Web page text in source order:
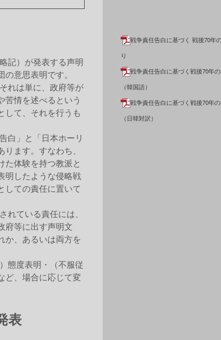
記）が発表する声明
意思表明です。
れは単に、政府等が
苦情を述べるという
して、それを行うも
白」と「日本ホーリ
ます。すなわち、
た体験を持つ教派と
明したような侵略戦
しての責任に置いて
ている責任には、
府等に出す声明文
か、あるいは両方を
態度表明・（不服従
ど、場合に応じて変
表
戦争責任告白に基づく 戦後70年
り
戦争責任告白に基づく戦後70年の
（韓国語）
戦争責任告白に基づく戦後70年の
（日韓対訳）